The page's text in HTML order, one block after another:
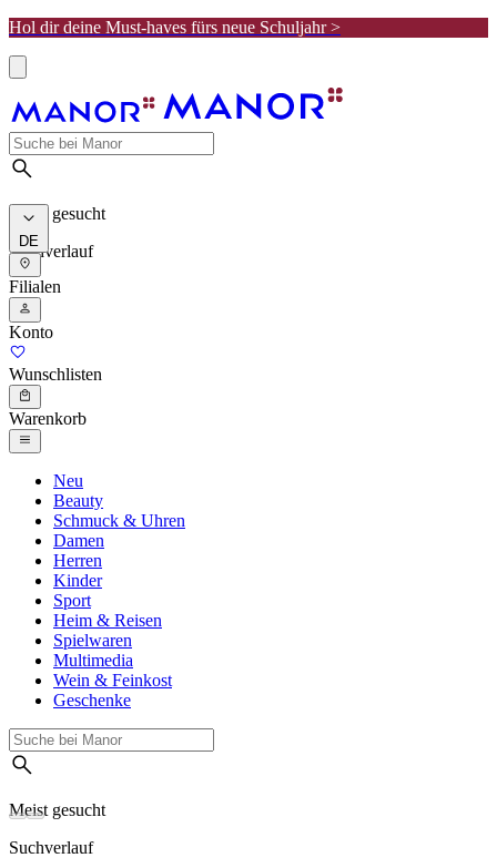
Hol dir deine Must-haves fürs neue Schuljahr >
Meist gesucht
Suchverlauf
DE
Filialen
Konto
Wunschlisten
Warenkorb
Neu
Beauty
Schmuck & Uhren
Damen
Herren
Kinder
Sport
Heim & Reisen
Spielwaren
Multimedia
Wein & Feinkost
Geschenke
Meist gesucht
Suchverlauf